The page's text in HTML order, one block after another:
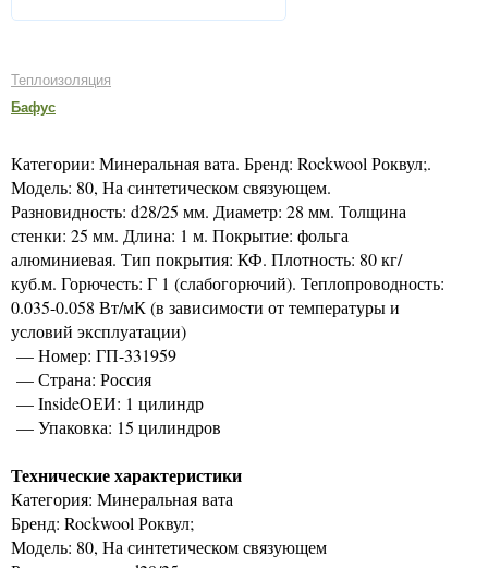
Теплоизоляция
Бафус
Категории: Минеральная вата. Бренд: Rockwool Роквул;.
Модель: 80, На синтетическом связующем.
Разновидность: d28/25 мм. Диаметр: 28 мм. Толщина
стенки: 25 мм. Длина: 1 м. Покрытие: фольга
алюминиевая. Тип покрытия: КФ. Плотность: 80 кг/
куб.м. Горючесть: Г 1 (слабогорючий). Теплопроводность:
0.035-0.058 Вт/мК (в зависимости от температуры и
условий эксплуатации)
— Номер: ГП-331959
— Страна: Россия
— InsideОЕИ: 1 цилиндр
— Упаковка: 15 цилиндров
Технические характеристики
Категория: Минеральная вата
Бренд: Rockwool Роквул;
Модель: 80, На синтетическом связующем